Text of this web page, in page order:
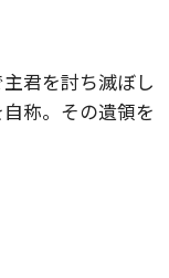
君を討ち滅ぼし
称。その遺領を